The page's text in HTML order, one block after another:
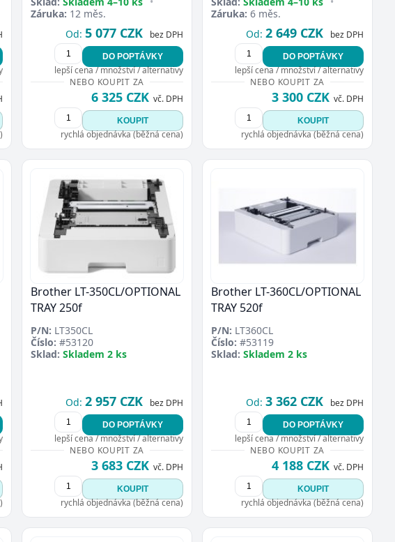
Záruka: 12 měs.
Od: 5 077 CZK bez DPH
DO POPTÁVKY
lepší cena / množství / alternativy
NEBO KOUPIT ZA
6 325 CZK vč. DPH
KOUPIT
rychlá objednávka (běžná cena)
Záruka: 6 měs.
Od: 2 649 CZK bez DPH
DO POPTÁVKY
lepší cena / množství / alternativy
NEBO KOUPIT ZA
3 300 CZK vč. DPH
KOUPIT
rychlá objednávka (běžná cena)
Brother LT-350CL/OPTIONAL
TRAY 250f
P/N: LT350CL
Číslo: #53120
Sklad: Skladem 2 ks
Od: 2 957 CZK bez DPH
DO POPTÁVKY
lepší cena / množství / alternativy
NEBO KOUPIT ZA
3 683 CZK vč. DPH
KOUPIT
rychlá objednávka (běžná cena)
Brother LT-360CL/OPTIONAL
TRAY 520f
P/N: LT360CL
Číslo: #53119
Sklad: Skladem 2 ks
Od: 3 362 CZK bez DPH
DO POPTÁVKY
lepší cena / množství / alternativy
NEBO KOUPIT ZA
4 188 CZK vč. DPH
KOUPIT
rychlá objednávka (běžná cena)